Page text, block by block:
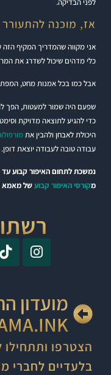
אז, מוכנה
אני מקווה שהמדריך המקיף
כלי מדהים שיכול לשדרג את
אבל כמו בכל אמנות מחט,
שפעם היה שמור למעטות, הפך
כדי להגיע לתוצאה מדויקת
היכולת לאבחן ולהבין את
עבודה טובה לעבודה יוצאת דופן.
נמשכת לתחום האיפור קבוע עד
מקורסי האיפור קבועשל מאמא
מועדון
הצטרפו
בלעדיים לחברי